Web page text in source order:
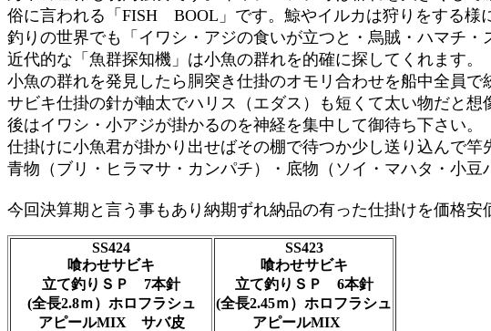
俗に言われる「FISH BOOL」です。鯨やイルカは狩りをする様
釣りの世界でも「イワシ・アジの食いが立つと・烏賊・ハマチ
近代的な「魚群探知機」は小魚の群れを的確に探してくれます。
小魚の群れを発見したら胴突き仕掛のオモリ合わせを船中全員で
サビキ仕掛の針が軸太でハリス（エダス）も短くて太い物だと想
後はイワシ・小アジが掛かるのを神経を集中して御待ち下さい。
仕掛けに小魚君が掛かり出せばその棚で待つか少し送り込んで竿
青物（ブリ・ヒラマサ・カンパチ）・底物（ソイ・マハタ・小豆
今回決算期と言う事もあり納期ずれ納品の有った仕掛けを価格安
SS424
喰わせサビキ
立て釣りＳＰ 7本針
(全長2.8ｍ）ホロフラシュ
アピールMIX サバ皮
SS423
喰わせサビキ
立て釣りＳＰ 6本針
(全長2.45ｍ）ホロフラシュ
アピールMIX